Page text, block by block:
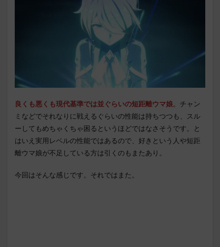
良くも悪くも現代基準では並ぐらいの短距離ウマ娘。チャン
ミなどでそれなりに戦えるぐらいの性能は持ちつつも、スル
ーしてもめちゃくちゃ困るというほどではなさそうです。と
はいえ実用レベルの性能ではあるので、好きという人や短距
離ウマ娘が不足している方は引くのもまたあり。
今回はそんな感じです。それではまた。